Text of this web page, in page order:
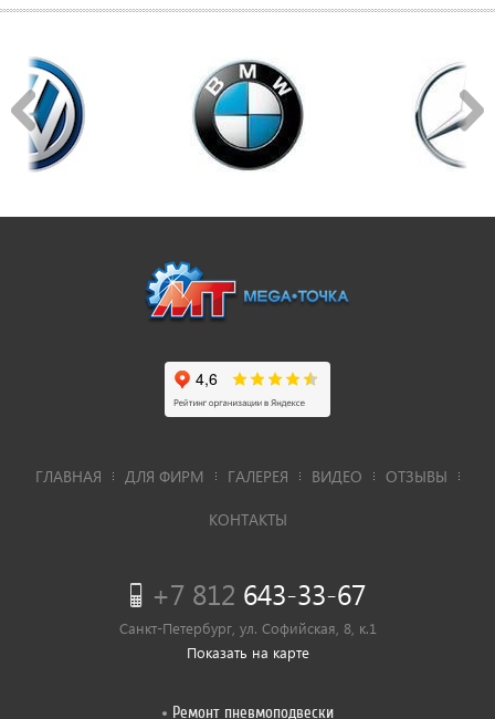
ГЛАВНАЯ ДЛЯ ФИРМ ГАЛЕРЕЯ ВИДЕО ОТЗЫВЫ
КОНТАКТЫ
+7 812 643-33-67
Санкт-Петербург, ул. Софийская, 8, к.1
Показать на карте
Ремонт пневмоподвески